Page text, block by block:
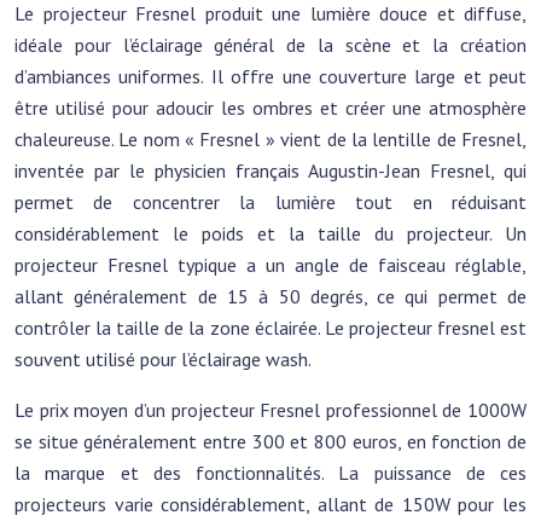
Le projecteur Fresnel produit une lumière douce et diffuse,
idéale pour l’éclairage général de la scène et la création
d’ambiances uniformes. Il offre une couverture large et peut
être utilisé pour adoucir les ombres et créer une atmosphère
chaleureuse. Le nom « Fresnel » vient de la lentille de Fresnel,
inventée par le physicien français Augustin-Jean Fresnel, qui
permet de concentrer la lumière tout en réduisant
considérablement le poids et la taille du projecteur. Un
projecteur Fresnel typique a un angle de faisceau réglable,
allant généralement de 15 à 50 degrés, ce qui permet de
contrôler la taille de la zone éclairée. Le projecteur fresnel est
souvent utilisé pour l’éclairage wash.
Le prix moyen d’un projecteur Fresnel professionnel de 1000W
se situe généralement entre 300 et 800 euros, en fonction de
la marque et des fonctionnalités. La puissance de ces
projecteurs varie considérablement, allant de 150W pour les